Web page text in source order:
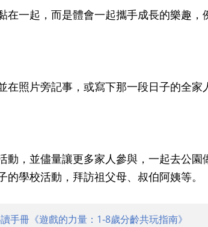
一起，而是體會一起攜手成長的樂趣，
照片旁記事，或寫下那一段日子的全家
，並儘量讓更多家人參與，一起去公園
學校活動，拜訪祖父母、叔伯阿姨等。
手冊《遊戲的力量：1-8歲分齡共玩指南》